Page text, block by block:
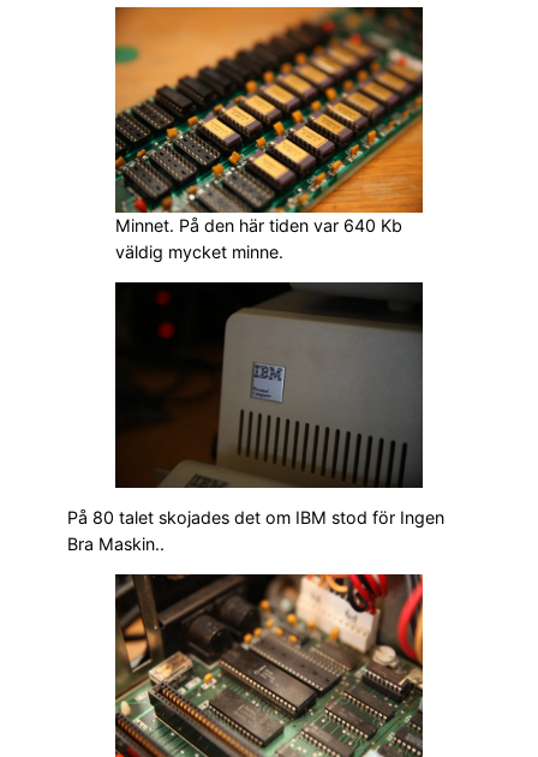
Minnet. På den här tiden var 640 Kb
väldig mycket minne.
På 80 talet skojades det om IBM stod för Ingen
Bra Maskin..